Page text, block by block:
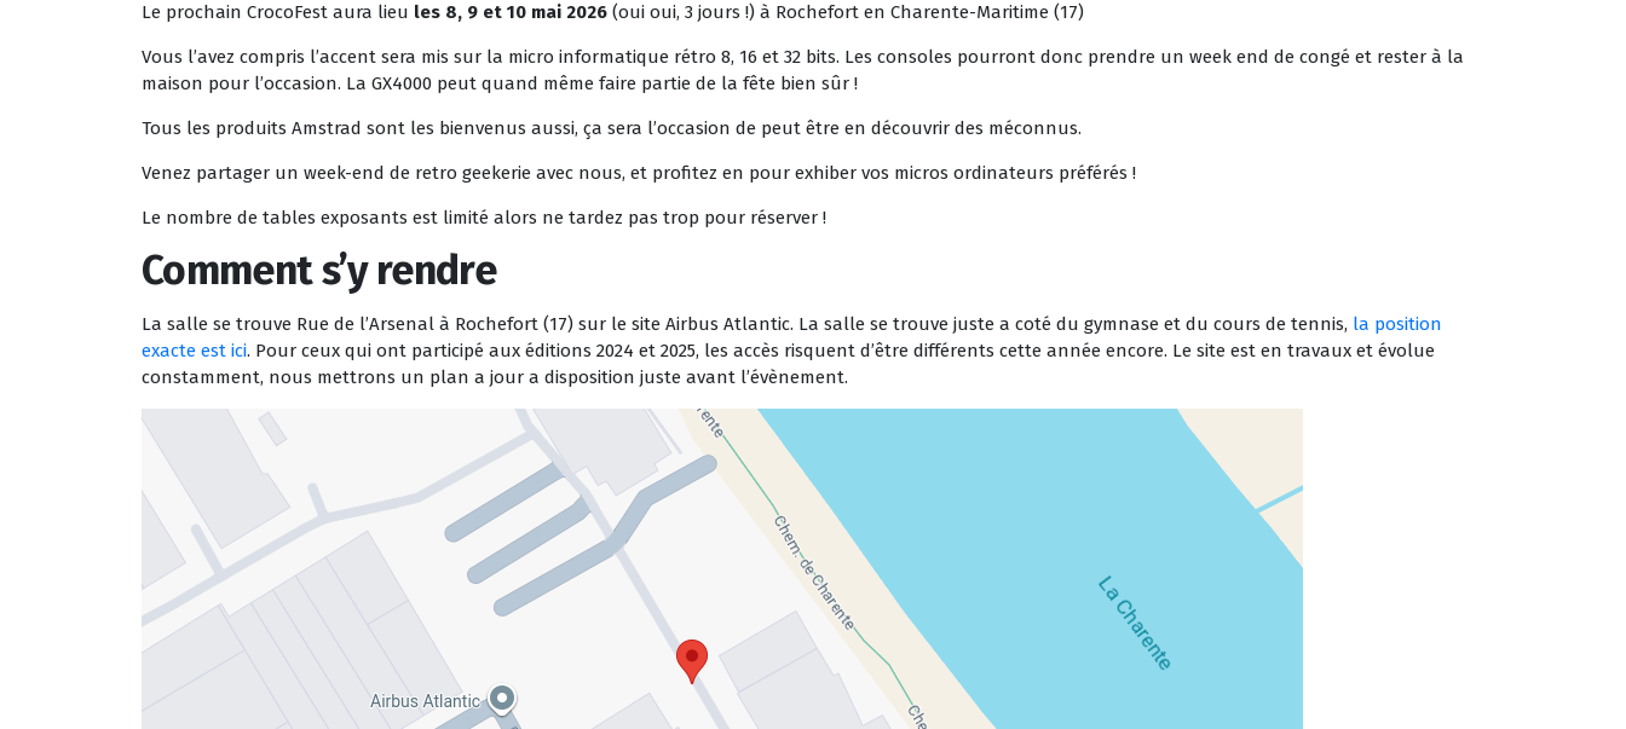
Le prochain CrocoFest aura lieu les 8, 9 et 10 mai 2026 (oui oui, 3 jours !) à Rochefort en Charente-Maritime (17)
Vous l’avez compris l’accent sera mis sur la micro informatique rétro 8, 16 et 32 bits. Les consoles pourront donc prendre un week end de congé et rester à la
maison pour l’occasion. La GX4000 peut quand même faire partie de la fête bien sûr !
Tous les produits Amstrad sont les bienvenus aussi, ça sera l’occasion de peut être en découvrir des méconnus.
Venez partager un week-end de retro geekerie avec nous, et profitez en pour exhiber vos micros ordinateurs préférés !
Le nombre de tables exposants est limité alors ne tardez pas trop pour réserver !
Comment s’y rendre
La salle se trouve Rue de l’Arsenal à Rochefort (17) sur le site Airbus Atlantic. La salle se trouve juste a coté du gymnase et du cours de tennis, la position
exacte est ici. Pour ceux qui ont participé aux éditions 2024 et 2025, les accès risquent d’être différents cette année encore. Le site est en travaux et évolue
constamment, nous mettrons un plan a jour a disposition juste avant l’évènement.